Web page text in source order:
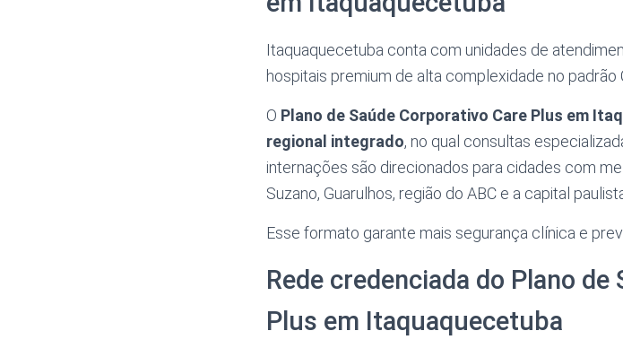
Itaquaquecetuba conta com unidades de
hospitais premium de alta complexidade no padrão
O Plano de Saúde Corporativo Care Plus em
regional integrado, no qual consultas
internações são direcionados para cidades com
Suzano, Guarulhos, região do ABC e a capital
Esse formato garante mais segurança clínica e
Rede credenciada do Plano
Plus em Itaquaquecetuba